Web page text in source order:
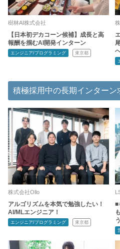
樹林AI株式会社
【日本初デカコーン候補】成長と高
報酬を掴むAI開発インターン
エンジニア/プログラミング 東京都
積極採用中の長期インターン
株式会社Ollo
アルゴリズムを本気で勉強したい！
AI/MLエンジニア！
エンジニア/プログラミング 東京都
■